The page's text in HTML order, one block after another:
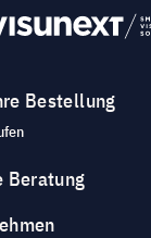
Bestellung
Beratung